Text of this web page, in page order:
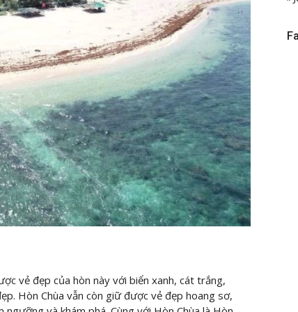
vẻ đẹp của hòn này với biển xanh, cát trắng,
Hòn Chùa vẫn còn giữ được vẻ đẹp hoang sơ,